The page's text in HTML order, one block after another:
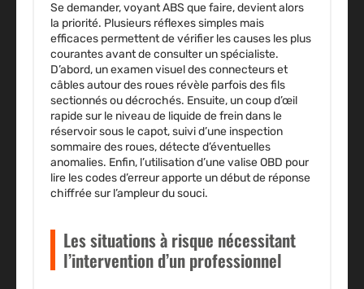
Se demander, voyant ABS que faire, devient alors
la priorité. Plusieurs réflexes simples mais
efficaces permettent de vérifier les causes les plus
courantes avant de consulter un spécialiste.
D’abord, un examen visuel des connecteurs et
câbles autour des roues révèle parfois des fils
sectionnés ou décrochés. Ensuite, un coup d’œil
rapide sur le niveau de liquide de frein dans le
réservoir sous le capot, suivi d’une inspection
sommaire des roues, détecte d’éventuelles
anomalies. Enfin, l’utilisation d’une valise OBD pour
lire les codes d’erreur apporte un début de réponse
chiffrée sur l’ampleur du souci.
Les situations à risque nécessitant
l’intervention d’un professionnel